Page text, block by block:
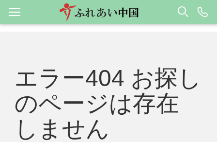
エラー404 お探し
のページは存在
しません